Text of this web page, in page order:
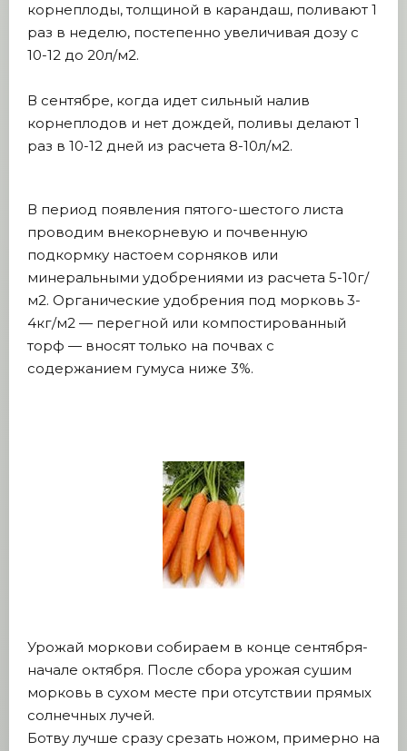
корнеплоды, толщиной в карандаш, поливают 1
раз в неделю, постепенно увеличивая дозу с
10-12 до 20л/м2.
В сентябре, когда идет сильный налив
корнеплодов и нет дождей, поливы делают 1
раз в 10-12 дней из расчета 8-10л/м2.
В период появления пятого-шестого листа
проводим внекорневую и почвенную
подкормку настоем сорняков или
минеральными удобрениями из расчета 5-10г/
м2. Органические удобрения под морковь 3-
4кг/м2 — перегной или компостированный
торф — вносят только на почвах с
содержанием гумуса ниже 3%.
Урожай моркови собираем в конце сентября-
начале октября. После сбора урожая сушим
морковь в сухом месте при отсутствии прямых
солнечных лучей.
Ботву лучше сразу срезать ножом, примерно на